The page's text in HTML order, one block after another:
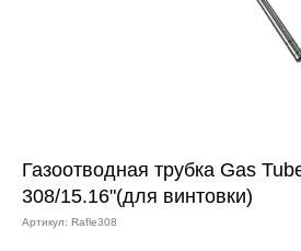
Газоотводная трубка Gas
308/15.16"(для винтовки)
Артикул: Rafle308